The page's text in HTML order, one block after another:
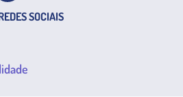
SOCIAIS